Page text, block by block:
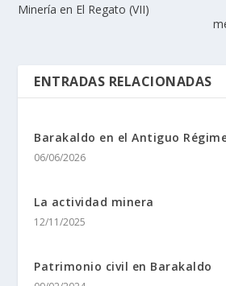
Minerí­a en El Regato (VII)
ENTRADAS RELACIONADAS
Barakaldo en el Antiguo
06/06/2026
La actividad minera
12/11/2025
Patrimonio civil en Barakaldo